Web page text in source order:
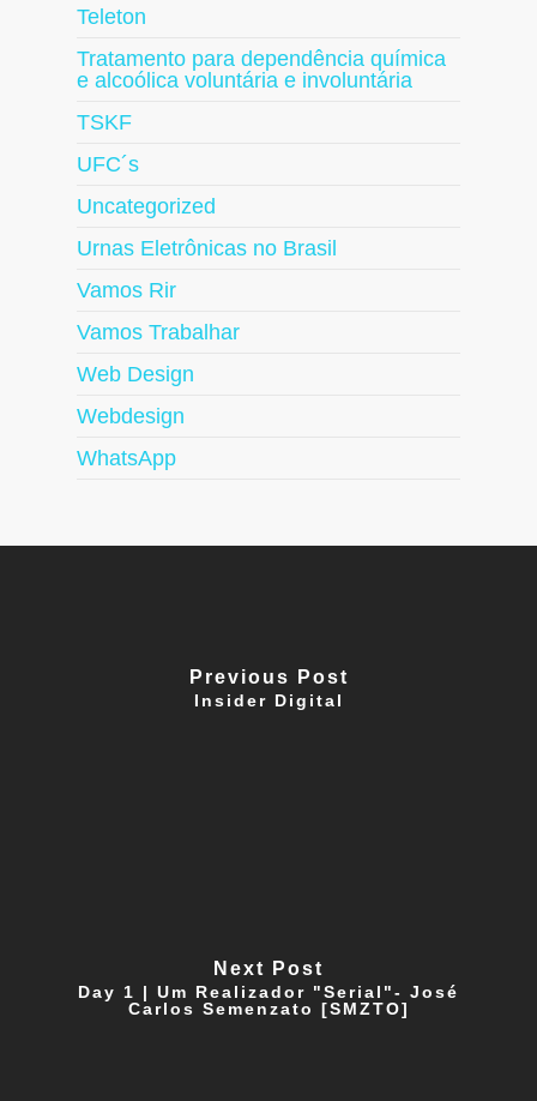
Teleton
Tratamento para dependência química
e alcoólica voluntária e involuntária
TSKF
UFC´s
Uncategorized
Urnas Eletrônicas no Brasil
Vamos Rir
Vamos Trabalhar
Web Design
Webdesign
WhatsApp
Previous Post
Insider Digital
Next Post
Day 1 | Um Realizador "Serial"- José
Carlos Semenzato [SMZTO]